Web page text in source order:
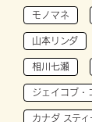
モノマネ
山本リンダ
相川七瀬
ジェイコブ・
カナダ ステ